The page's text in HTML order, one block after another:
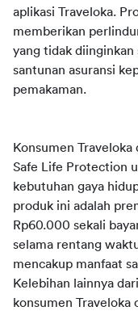
aplikasi Traveloka.
memberikan
yang tidak diinginkan
santunan asuransi
pemakaman.
Konsumen
Safe Life Protection
kebutuhan gaya
produk ini adalah
Rp60.000 sekali
selama rentang
mencakup manfaat
Kelebihan lainnya
konsumen Traveloka